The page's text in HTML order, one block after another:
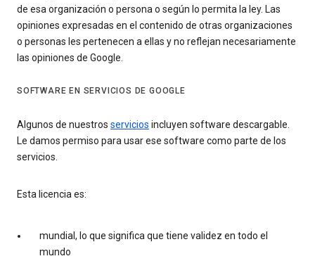
de esa organización o persona o según lo permita la ley. Las
opiniones expresadas en el contenido de otras organizaciones
o personas les pertenecen a ellas y no reflejan necesariamente
las opiniones de Google.
SOFTWARE EN SERVICIOS DE GOOGLE
Algunos de nuestros servicios incluyen software descargable.
Le damos permiso para usar ese software como parte de los
servicios.
Esta licencia es:
mundial, lo que significa que tiene validez en todo el
mundo